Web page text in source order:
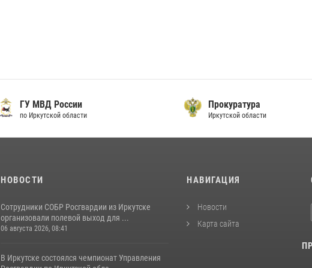
ГУ МВД России
по Иркутской области
Прокуратура
Иркутской области
НОВОСТИ
Сотрудники СОБР Росгвардии из Иркутске
организовали полевой выход для ...
06 августа 2026, 08:41
В Иркутске состоялся чемпионат Управления
НАВИГАЦИЯ
Новости
Карта сайта